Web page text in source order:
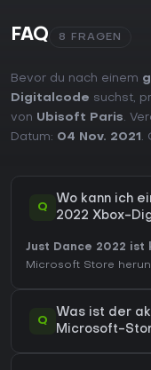
FAQ 8 FRAGEN
Bevor du nach einem
Digitalcode suchst,
von Ubisoft Paris.
Datum: 04 Nov. 2021 .
Q
Wo kann ich
2022 Xbox-
Just Dance 2022 ist
Microsoft Store
Q
Was ist der
Microsoft-